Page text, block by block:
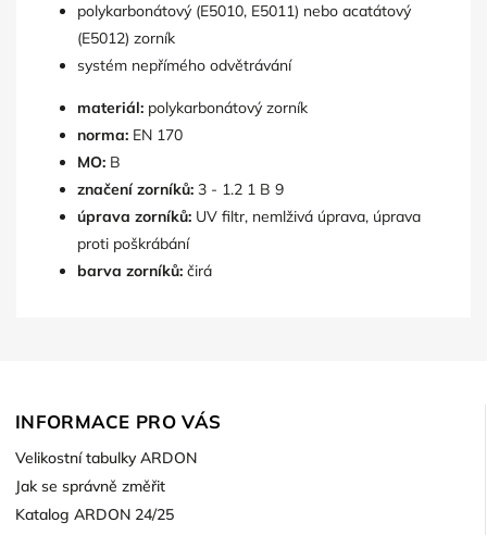
polykarbonátový (E5010, E5011) nebo acatátový
(E5012) zorník
systém nepřímého odvětrávání
materiál: polykarbonátový zorník
norma: EN 170
MO: B
značení zorníků: 3 - 1.2 1 B 9
úprava zorníků: UV filtr, nemlživá úprava, úprava
proti poškrábání
barva zorníků: čirá
INFORMACE PRO VÁS
Velikostní tabulky ARDON
Jak se správně změřit
Katalog ARDON 24/25